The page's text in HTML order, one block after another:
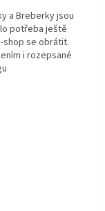
a Breberky jsou
potřeba ještě
shop se obrátit.
i rozepsané